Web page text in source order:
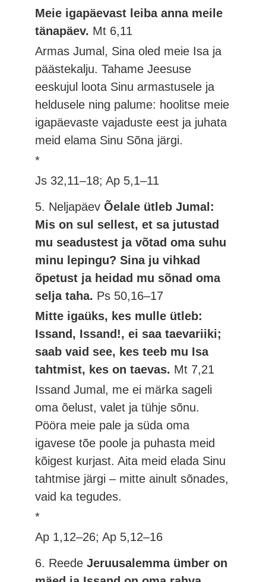
Meie igapäevast leiba anna meile
tänapäev. Mt 6,11
Armas Jumal, Sina oled meie Isa ja
päästekalju. Tahame Jeesuse
eeskujul loota Sinu armastusele ja
heldusele ning palume: hoolitse meie
igapäevaste vajaduste eest ja juhata
meid elama Sinu Sõna järgi.
*
Js 32,11–18; Ap 5,1–11
5. NeljapäevÕelale ütleb Jumal:
Mis on sul sellest, et sa jutustad
mu seadustest ja võtad oma suhu
minu lepingu? Sina ju vihkad
õpetust ja heidad mu sõnad oma
selja taha. Ps 50,16–17
Mitte igaüks, kes mulle ütleb:
Issand, Issand!, ei saa taevariiki;
saab vaid see, kes teeb mu Isa
tahtmist, kes on taevas. Mt 7,21
Issand Jumal, me ei märka sageli
oma õelust, valet ja tühje sõnu.
Pööra meie pale ja süda oma
igavese tõe poole ja puhasta meid
kõigest kurjast. Aita meid elada Sinu
tahtmise järgi – mitte ainult sõnades,
vaid ka tegudes.
*
Ap 1,12–26; Ap 5,12–16
6. ReedeJeruusalemma ümber on